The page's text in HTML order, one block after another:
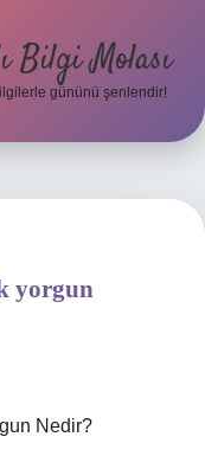
Bilgi Molası
gününü şenlendir!
yorgun
Nedir?